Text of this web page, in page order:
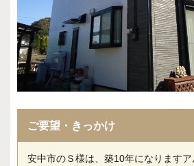
ご要望・きっかけ
安中市のＳ様は、築10年になります